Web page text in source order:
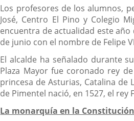
Los profesores de los alumnos,
José, Centro El Pino y Colegio
encuentra de actualidad este año
de junio con el nombre de Felipe
El alcalde ha señalado durante
Plaza Mayor fue coronado rey
princesa de Asturias, Catalina de
de Pimentel nació, en 1527, el rey
La monarquía en la Constitución